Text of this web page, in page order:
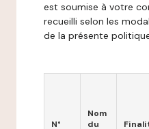
est soumise à votre
recueilli selon les
de la présente
N°
Nom
du